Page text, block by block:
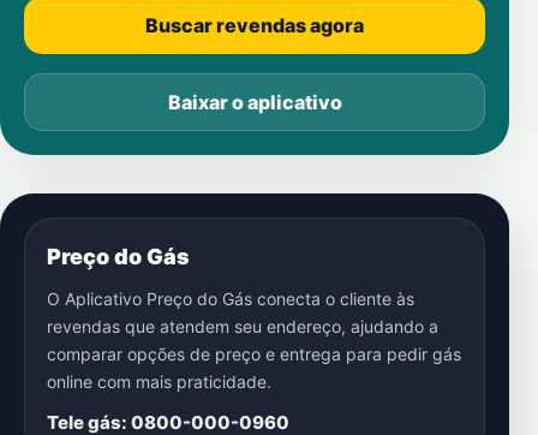
Buscar revendas agora
Baixar o aplicativo
Preço do Gás
O Aplicativo Preço do Gás conecta o cliente às
revendas que atendem seu endereço, ajudando a
comparar opções de preço e entrega para pedir gás
online com mais praticidade.
Tele gás: 0800-000-0960